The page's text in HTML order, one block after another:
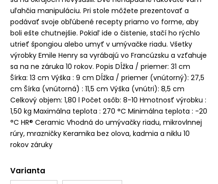
uľahčia manipuláciu. Pri stole môžete prezentovať a
podávať svoje obľúbené recepty priamo vo forme, aby
boli ešte chutnejšie. Pokiaľ ide o čistenie, stačí ho rýchlo
utrieť špongiou alebo umyť v umývačke riadu. Všetky
výrobky Emile Henry sa vyrábajú vo Francúzsku a vzťahuje
sa na ne záruka 10 rokov. Popis Dĺžka / priemer: 31 cm
Šírka: 13 cm Výška : 9 cm Dĺžka / priemer (vnútorný): 27,5
cm Šírka (vnútorná) : 11,5 cm Výška (vnútri): 8,5 cm
Celkový objem: 1,80 l Počet osôb: 8-10 Hmotnosť výrobku :
1,50 kg Maximálna teplota : 270 °C Minimálna teplota : -20
°C HR® Ceramic Vhodná do umývačky riadu, mikrovlnnej
rúry, mrazničky Keramika bez olova, kadmia a niklu 10
rokov záruky
Varianta